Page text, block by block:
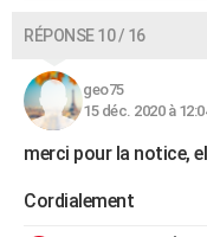
RÉPONSE 10 / 16
geo75
15 déc. 2020 à
merci pour la notice,
Cordialement